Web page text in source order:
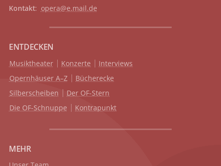
Kontakt: opera@e.mail.de
ENTDECKEN
Musiktheater Konzerte
Interviews
Opernhäuser A–Z
Bücherecke
Silberscheiben
Der OF-Stern
Die OF-Schnuppe
Kontrapunkt
MEHR